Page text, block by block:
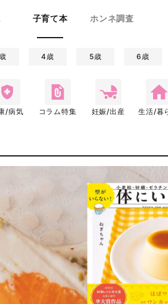
子育て本 ホンネ調査
4歳 5歳 6歳
/病気 コラム特集 妊娠/出産 生活/暮